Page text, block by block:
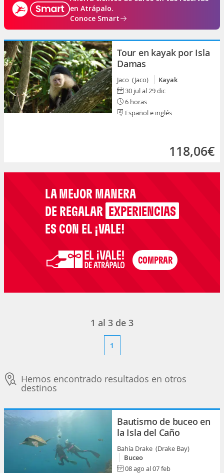
en Atrápalo.
Conoce Smart
Tour en kayak por Isla
Damas
Jaco (Jaco)
Kayak
30 jul al 29 dic
6 horas
Español e inglés
118,06€
LA MEJOR MANERA
DE REGALAR EXPERIENCIAS
ES CON EL ¡VALE!
1 al 3 de 3
1
Hemos encontrado resultados en otros
destinos
Bautismo de buceo en
la Isla del Caño
Bahía Drake (Drake Bay)
Buceo
08 ago al 07 feb